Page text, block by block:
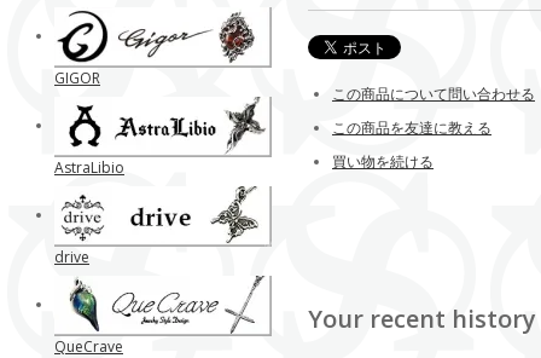
この商品について問い合わせる
この商品を友達に教える
買い物を続ける
Your recent history
GIGOR
AstraLibio
drive
QueCrave